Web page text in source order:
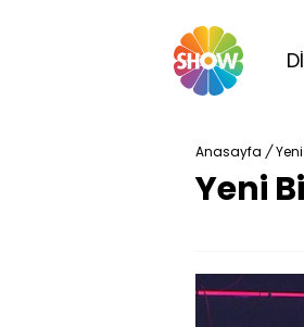
Anasayfa /
Yeni